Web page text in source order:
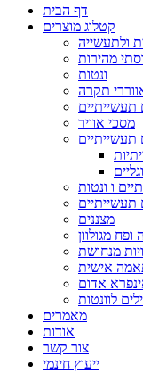
דף הבית
קטלוג מוצרים
ולתעשייה
מהירות
ונטות
תקרה
תעשייתיים
מסכי אוויר
תעשייתיים
ו ונטות
תעשייתיים
מצננים
ופח מגולוון
מנחושת
אישית
אדום
לוונטות
מאמרים
אודות
צור קשר
ייעוץ חינמי